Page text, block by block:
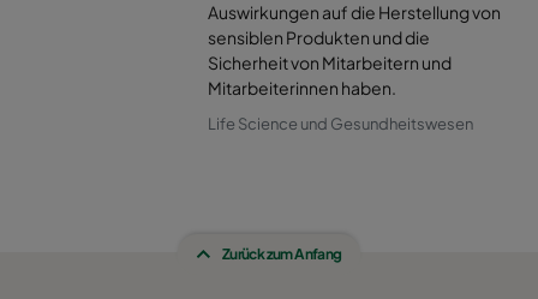
Auswirkungen auf die Herstellung von
sensiblen Produkten und die
Sicherheit von Mitarbeitern und
Mitarbeiterinnen haben.
Life Science und Gesundheitswesen
Zurück zum Anfang